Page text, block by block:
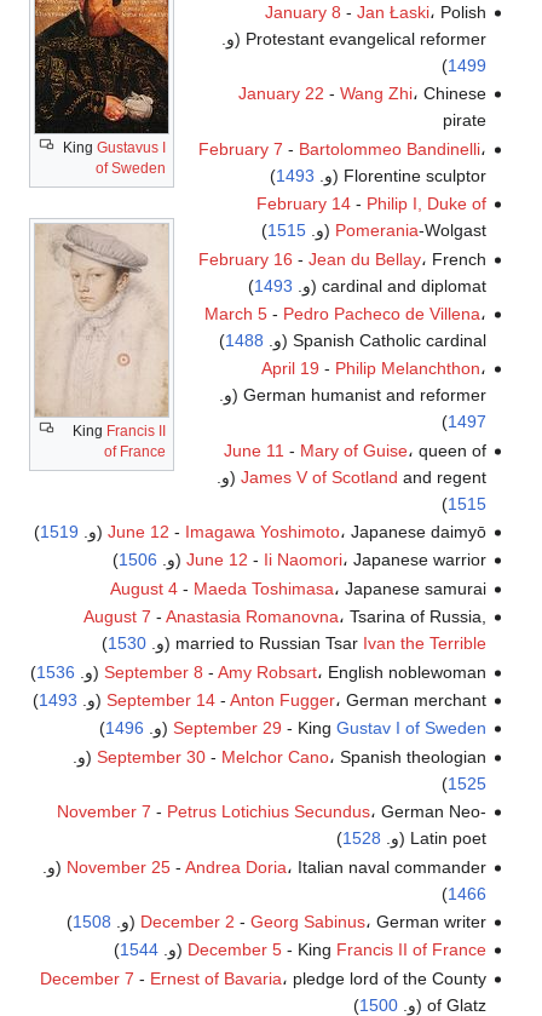
King Gustavus I
of Sweden
King Francis II
of France
January 8 - Jan Łaski، Polish
Protestant evangelical reformer (و.
1499
)
January 22 - Wang Zhi، Chinese
pirate
February 7 - Bartolommeo Bandinelli،
Florentine sculptor (و.
1493
)
February 14- Philip I, Duke of
Pomerania-Wolgast (و. 1515
)
February 16 - Jean du Bellay، French
cardinal and diplomat (و.
1493
)
March 5- Pedro Pacheco de Villena،
Spanish Catholic cardinal (و.
1488
)
April 19 - Philip Melanchthon،
German humanist and reformer (و.
1497
)
June 11 - Mary of Guise، queen of
James V of Scotland and regent (و.
1515
)
June 12 - Imagawa Yoshimoto، Japanese daimyō (و. 1519
)
June 12 - Ii Naomori، Japanese warrior (و. 1506
)
August 4- Maeda Toshimasa، Japanese samurai
August 7 - Anastasia Romanovna، Tsarina of Russia,
married to Russian Tsar Ivan the Terrible (و.1530
)
September 8 - Amy Robsart، English noblewoman (و. 1536
)
September 14- Anton Fugger، German merchant (و. 1493
)
September 29 - King Gustav I of Sweden (و. 1496
)
September 30- Melchor Cano، Spanish theologian (و.
1525
)
November 7 - Petrus Lotichius Secundus، German Neo-
Latin poet (و.
1528
)
November 25- Andrea Doria، Italian naval commander (و.
1466
)
December 2 - Georg Sabinus، German writer (و. 1508
)
December 5- King Francis II of France (و.1544
)
December 7 - Ernest of Bavaria، pledge lord of the County
of Glatz (و.
1500
)